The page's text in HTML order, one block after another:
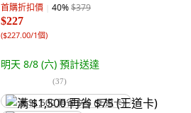
首購折扣價 40%$379
$227
($227.00/1個)
明天 8/8 (六) 預計送達
(37)
满 $1,500 再省 $75 (王道卡)